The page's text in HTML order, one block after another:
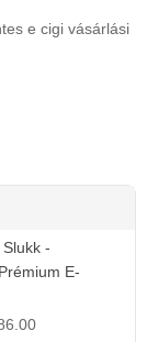
e cigi vásárlási
-
E-